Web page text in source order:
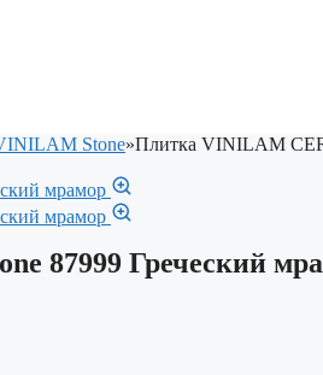
Stone»Плитка VINILAM
87999 Греческий